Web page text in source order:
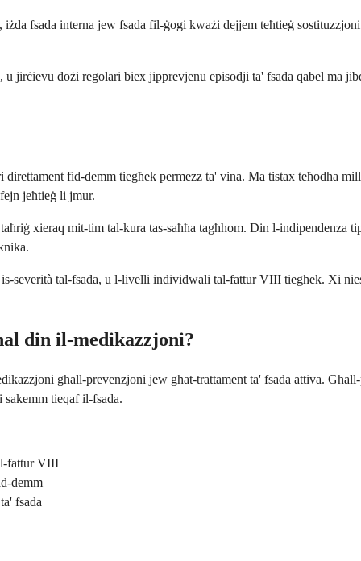
fsada interna jew fsada fil-ġogi kważi dejjem teħtieġ
jirċievu dożi regolari biex jipprevjenu episodji ta' fsada qabel ma
fid-demm tiegħek permezz ta' vina. Ma tistax teħodha
jeħtieġ li jmur.
xieraq mit-tim tal-kura tas-saħħa tagħhom. Din l-indipendenza
severità tal-fsada, u l-livelli individwali tal-fattur VIII tiegħek. Xi
din il-medikazzjoni?
għall-prevenzjoni jew għat-trattament ta' fsada attiva.
tieqaf il-fsada.
fattur VIII
demm
fsada